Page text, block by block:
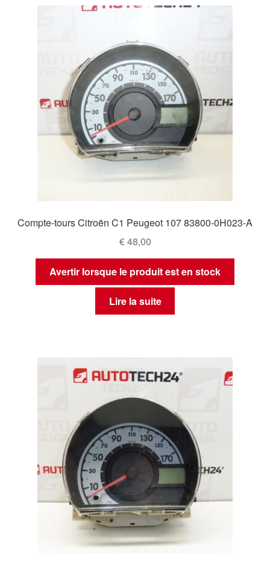
Compte-tours Citroën C1 Peugeot 107 83800-0H023-A
€48,00
Avertir lorsque le produit est en stock
Lire la suite